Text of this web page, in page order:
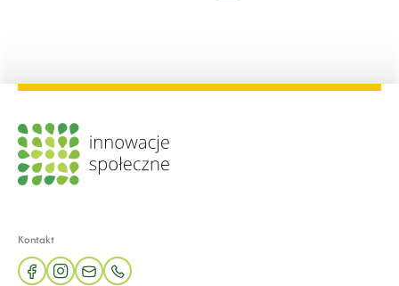
Kontakt
facebookinstagram
mail phone